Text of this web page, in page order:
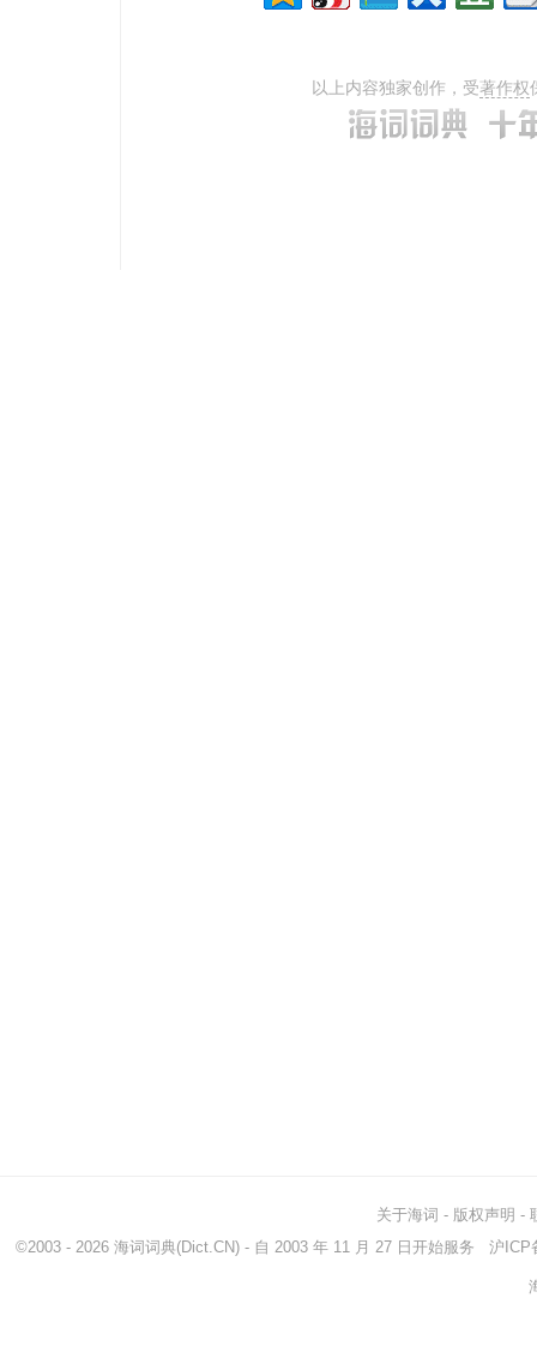
以上内容独家创作，受著作权
关于海词 - 版权声明 -
©2003 - 2026 海词词典(Dict.CN) - 自 2003 年 11 月 27 日开始服务 沪ICP